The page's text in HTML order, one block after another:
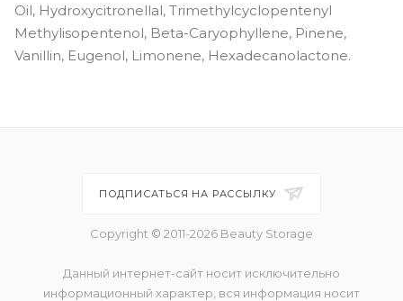
Oil, Hydroxycitronellal, Trimethylcyclopentenyl
Methylisopentenol, Beta-Caryophyllene, Pinene,
Vanillin, Eugenol, Limonene, Hexadecanolactone.
ПОДПИСАТЬСЯ НА РАССЫЛКУ
Copyright © 2011-2026 Beauty Storage
Данный интернет-сайт носит исключительно
информационный характер, вся информация носит